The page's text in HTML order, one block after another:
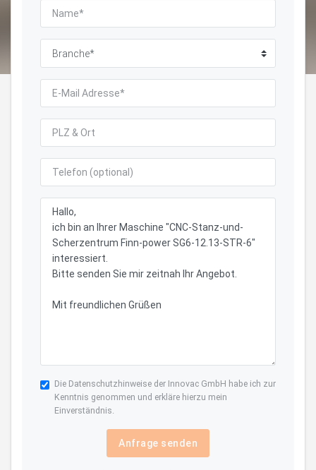
Die Datenschutzhinweise der Innovac GmbH habe ich zur
Kenntnis genommen und erkläre hierzu mein
Einverständnis.
Anfrage senden